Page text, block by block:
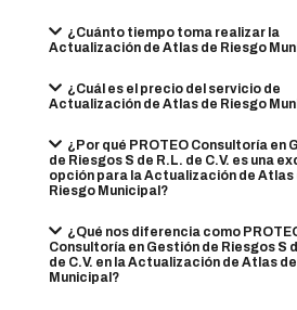
¿Cuánto tiempo toma realizar la
Actualización de Atlas de Riesgo
¿Cuál es el precio del servicio de
Actualización de Atlas de Riesgo
¿Por qué PROTEO Consultoría en
de Riesgos S de R.L. de C.V. es una
opción para la Actualización de Atlas
Riesgo Municipal?
¿Qué nos diferencia como
Consultoría en Gestión de Riesgos S
de C.V. en la Actualización de Atlas
Municipal?